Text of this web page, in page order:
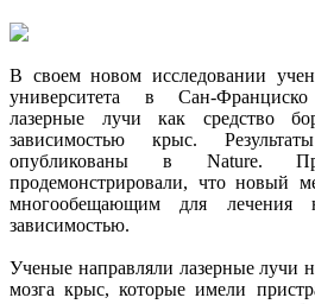
В своем новом исследовании
университета в Сан-
лазерные лучи как средство
зависимостью крыс.
опубликованы в Nature.
продемонстрировали, чтоновый
многообещающим для лечения
зависимостью.
Ученые направляли лазерные лучи
мозга крыс, которые имели